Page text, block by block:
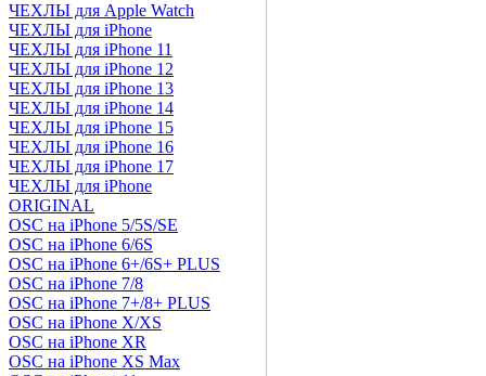
ЧЕХЛЫ для Apple Watch
ЧЕХЛЫ для iPhone
ЧЕХЛЫ для iPhone 11
ЧЕХЛЫ для iPhone 12
ЧЕХЛЫ для iPhone 13
ЧЕХЛЫ для iPhone 14
ЧЕХЛЫ для iPhone 15
ЧЕХЛЫ для iPhone 16
ЧЕХЛЫ для iPhone 17
ЧЕХЛЫ для iPhone
ORIGINAL
OSC на iPhone 5/5S/SE
OSC на iPhone 6/6S
OSC на iPhone 6+/6S+ PLUS
OSC на iPhone 7/8
OSC на iPhone 7+/8+ PLUS
OSC на iPhone X/XS
OSC на iPhone XR
OSC на iPhone XS Max